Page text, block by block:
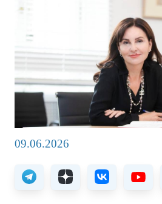
09.06.2026